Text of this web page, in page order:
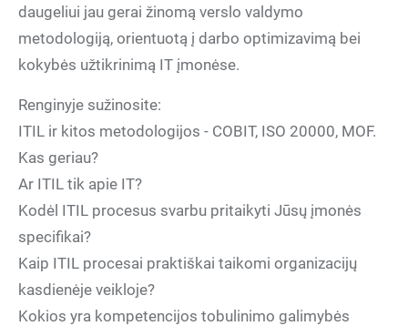
daugeliui jau gerai žinomą verslo valdymo
metodologiją, orientuotą į darbo optimizavimą bei
kokybės užtikrinimą IT įmonėse.
Renginyje sužinosite:
ITIL ir kitos metodologijos - COBIT, ISO 20000, MOF.
Kas geriau?
Ar ITIL tik apie IT?
Kodėl ITIL procesus svarbu pritaikyti Jūsų įmonės
specifikai?
Kaip ITIL procesai praktiškai taikomi organizacijų
kasdienėje veikloje?
Kokios yra kompetencijos tobulinimo galimybės